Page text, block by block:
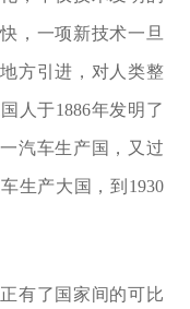
，一项新技术一旦
方引进，对人类整
人于1886年发明了
汽车生产国，又过
生产大国，到1930
有了国家间的可比